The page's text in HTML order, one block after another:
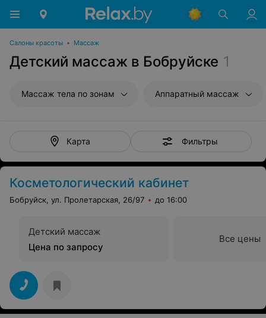
Салоны красоты • Массаж
Детский массаж в Бобруйске 1
Массаж тела по зонам Аппаратный массаж
Карта Фильтры
Косметологический кабинет
Бобруйск, ул. Пролетарская, 26/97 до 16:00
Детский массаж
Цена по запросу
Все цены